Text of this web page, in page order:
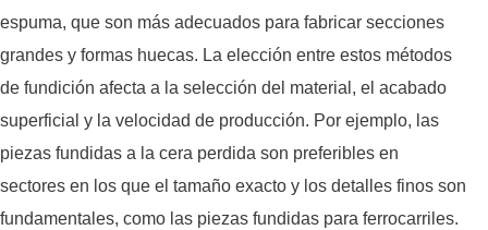
espuma, que son más adecuados para fabricar secciones
grandes y formas huecas. La elección entre estos métodos
de fundición afecta a la selección del material, el acabado
superficial y la velocidad de producción. Por ejemplo, las
piezas fundidas a la cera perdida son preferibles en
sectores en los que el tamaño exacto y los detalles finos son
fundamentales, como las piezas fundidas para ferrocarriles.